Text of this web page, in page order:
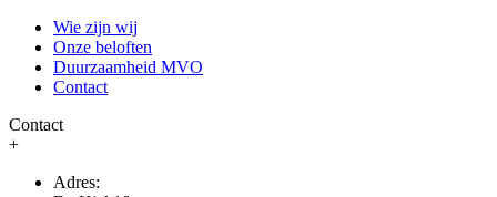
Wie zijn wij
Onze beloften
Duurzaamheid MVO
Contact
Contact
+
Adres: